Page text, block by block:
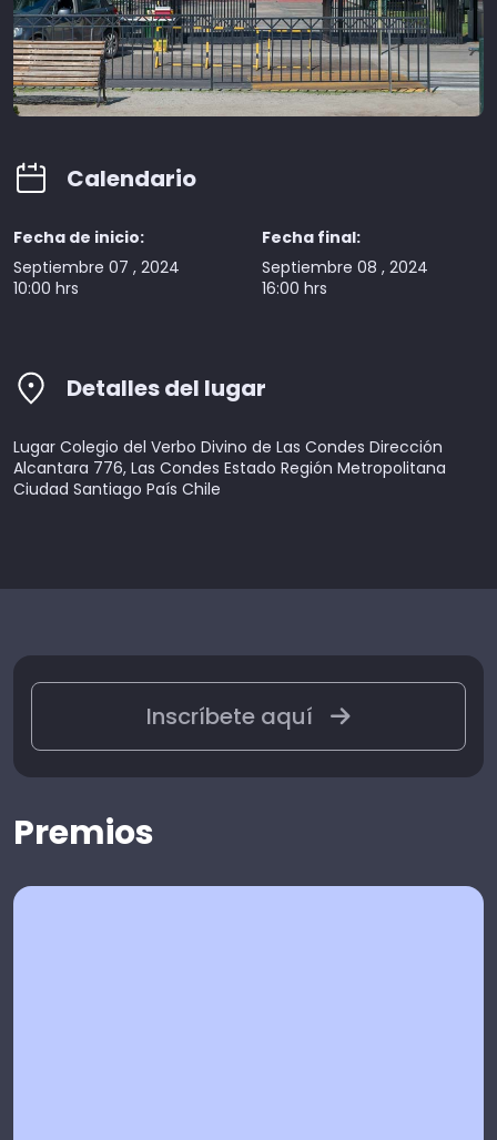
Calendario
Fecha de inicio:
Septiembre 07 , 2024
10:00 hrs
Fecha final:
Septiembre 08 , 2024
16:00 hrs
Detalles del lugar
Lugar Colegio del Verbo Divino de Las Condes Dirección
Alcantara 776, Las Condes Estado Región Metropolitana
Ciudad Santiago País Chile
Inscríbete aquí
Premios